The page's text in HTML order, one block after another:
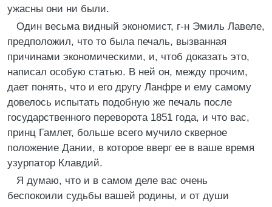
ужасны они ни были.
Один весьма видный экономист, г-н Эмиль Лавеле,
предположил, что то была печаль, вызванная
причинами экономическими, и, чтоб доказать это,
написал особую статью. В ней он, между прочим,
дает понять, что и его другу Ланфре и ему самому
довелось испытать подобную же печаль после
государственного переворота 1851 года, и что вас,
принц Гамлет, больше всего мучило скверное
положение Дании, в которое вверг ее в ваше время
узурпатор Клавдий.
Я думаю, что и в самом деле вас очень
беспокоили судьбы вашей родины, и от души